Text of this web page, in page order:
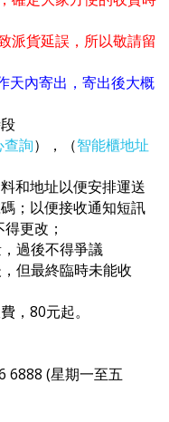
貨延誤，所以敬請留
天內寄出，寄出後大概
查詢），（智能櫃地址
和地址以便安排運送
；以便接收通知短訊
更改；
過後不得爭議
但最終臨時未能收
80元起。
(星期一至五